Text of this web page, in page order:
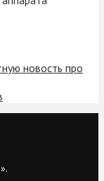
новость про